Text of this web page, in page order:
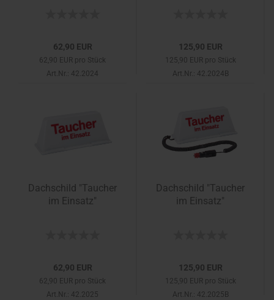
62,90 EUR
62,90 EUR pro Stück
Art.Nr.: 42.2024
125,90 EUR
125,90 EUR pro Stück
Art.Nr.: 42.2024B
Dachschild "Taucher
im Einsatz"
62,90 EUR
62,90 EUR pro Stück
Art.Nr.: 42.2025
Dachschild "Taucher
im Einsatz"
125,90 EUR
125,90 EUR pro Stück
Art.Nr.: 42.2025B